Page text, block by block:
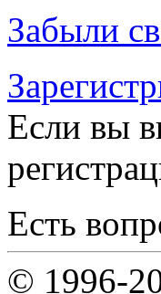
Забыли
Если вы
Есть
© 1996-